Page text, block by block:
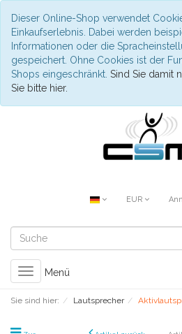
Dieser Online-Shop verwendet
Einkaufserlebnis. Dabei werden
Informationen oder die
gespeichert. Ohne Cookies ist der
Shops eingeschränkt. Sind Sie damit
Sie bitte hier.
EUR
Toggle
navigation
Menü
Sie sind hier: Lautsprecher